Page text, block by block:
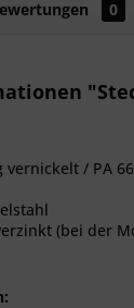
0
vernickelt / PA
(bei der